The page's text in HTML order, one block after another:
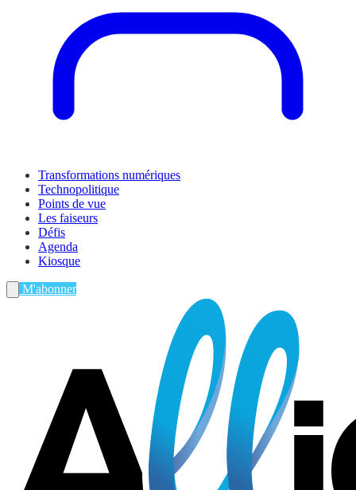
Transformations numériques
Technopolitique
Points de vue
Les faiseurs
Défis
Agenda
Kiosque
M'abonner